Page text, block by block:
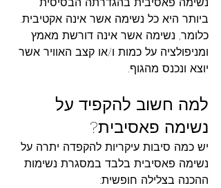
ביותר היא כל נשימה אשר אינה אקטיבית.
כלומר, נשימה אשר אינה דורשת מאמץ
ומניפולציה על כמות ו/או קצב האוויר אשר
יוצא ונכנס מהגוף.
למה חשוב להקפיד על
נשימה פאסיבית?
יש כמה סיבות עיקריות להקפדה יתרה על
נשימה פאסיבית בלבד במסגרת נשימות
ההכנה בצלילה חופשית: